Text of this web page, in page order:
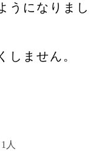
うになりまし
しません。
人